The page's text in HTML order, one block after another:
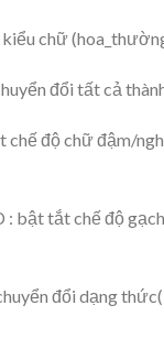
chữ
đổi tất cả
độ chữ đậm/
: bật tắt chế độ
đổi dạng